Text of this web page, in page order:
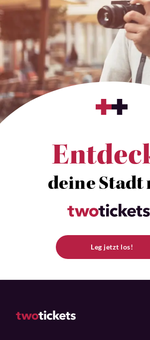
deine Stadt
Leg jetzt los!